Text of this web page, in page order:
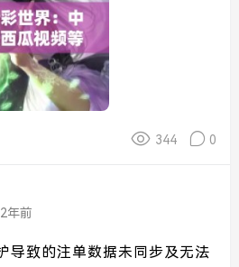
344 0
2年前
导致的注单数据未同步及无法